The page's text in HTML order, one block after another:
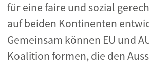
für eine faire und sozial
auf beiden Kontinenten
Gemeinsam können EU und
Koalition formen, die den